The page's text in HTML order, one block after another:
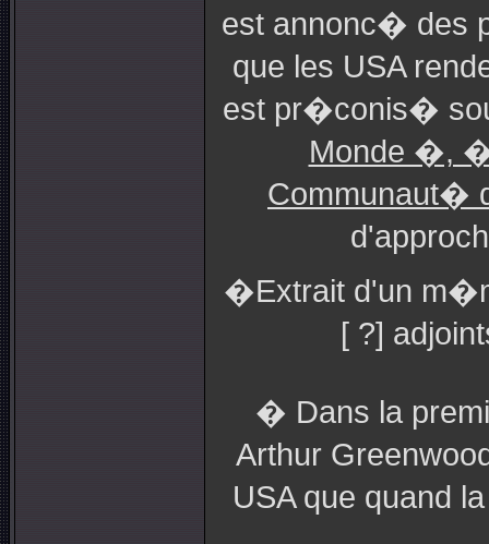
est annonc� des
que les USA
est pr�conis�
Monde �, �
Communaut�
�Extrait d'un
[ ?]
� Dans la
Arthur
USA que quand